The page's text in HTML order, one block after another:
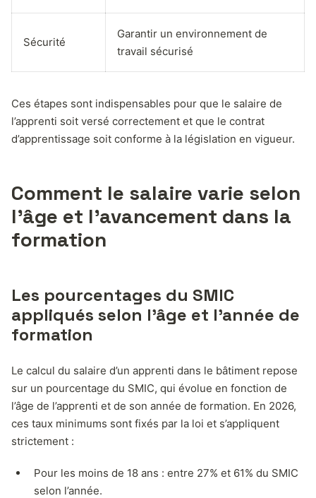
Sécurité
Garantir un environnement de
travail sécurisé
Ces étapes sont indispensables pour que le salaire de
l’apprenti soit versé correctement et que le contrat
d’apprentissage soit conforme à la législation en vigueur.
Comment le salaire varie selon
l’âge et l’avancement dans la
formation
Les pourcentages du SMIC
appliqués selon l’âge et l’année de
formation
Le calcul du salaire d’un apprenti dans le bâtiment repose
sur un pourcentage du SMIC, qui évolue en fonction de
l’âge de l’apprenti et de son année de formation. En 2026,
ces taux minimums sont fixés par la loi et s’appliquent
strictement :
Pour les moins de 18 ans : entre 27% et 61% du SMIC
selon l’année.